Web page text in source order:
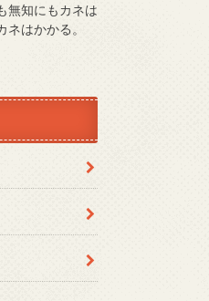
無知にもカネは
はかかる。